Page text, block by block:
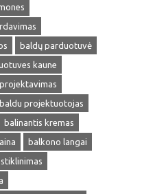
baldų parduotuvė
kaune
baldu projektuotojas
balinantis kremas
balkono langai